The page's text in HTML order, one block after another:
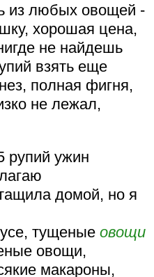
из любых овощей -
хорошая цена,
не найдешь
взять еще
полная фигня,
не лежал,
рупий ужин
домой, но я
тущеныеовощи
овощи,
макароны,